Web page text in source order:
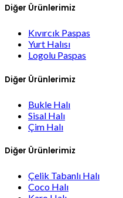
Diğer Ürünlerimiz
Kıvırcık Paspas
Yurt Halısı
Logolu Paspas
Diğer Ürünlerimiz
Bukle Halı
Sisal Halı
Çim Halı
Diğer Ürünlerimiz
Çelik Tabanlı Halı
Coco Halı